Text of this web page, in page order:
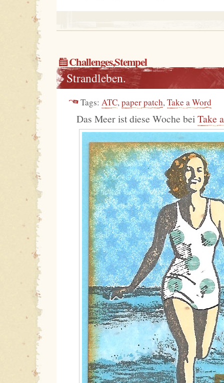
Challenges,Stempel
Strandleben.
Tags: ATC, paper patch, Take a Word
Das Meer ist diese Woche beiTake